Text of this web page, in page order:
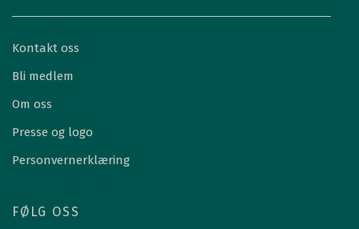
Kontakt oss
Bli medlem
Om oss
Presse og logo
Personvernerklæring
FØLG OSS